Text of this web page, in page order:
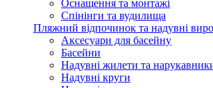
Оснащення та монтажі
Спінінги та вудилища
Пляжний відпочинок та надувні
Аксесуари для басейну
Басейни
Надувні жилети та
Надувні круги